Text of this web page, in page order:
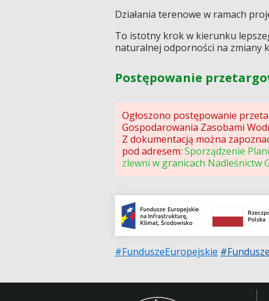
Działania terenowe w ramach
To istotny krok w kierunku
naturalnej odporności na zmiany
Postępowanie
Ogłoszono postępowanie
Gospodarowania Zasobami
Z dokumentacją można
pod adresem: Sporządzenie
zlewni w granicach Nadleśnictw
#FunduszeEuropejskie